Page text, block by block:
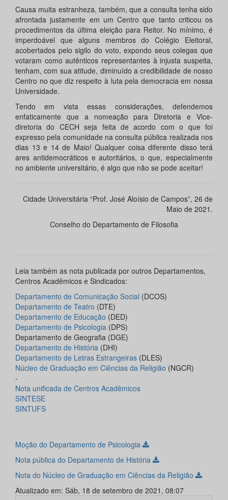
Causa muita estranheza, também, que a consulta tenha sido
afrontada justamente em um Centro que tanto criticou os
procedimentos da última eleição para Reitor. No mínimo, é
imperdoável que alguns membros do Colégio Eleitoral,
acobertados pelo sigilo do voto, expondo seus colegas que
votaram como autênticos representantes à injusta suspeita,
tenham, com sua atitude, diminuído a credibilidade de nosso
Centro no que diz respeito à luta pela democracia em nossa
Universidade.
Tendo em vista essas considerações, defendemos
enfaticamente que a nomeação para Diretoria e Vice-
diretoria do CECH seja feita de acordo com o que foi
expresso pela comunidade na consulta pública realizada nos
dias 13 e 14 de Maio! Qualquer coisa diferente disso terá
ares antidemocráticos e autoritários, o que, especialmente
no ambiente universitário, é algo que não se pode aceitar!
Cidade Universitária “Prof. José Aloísio de Campos”, 26 de
Maio de 2021.
Conselho do Departamento de Filosofia
Leia também as nota publicada por outros Departamentos,
Centros Acadêmicos e Sindicados:
Departamento de Comunicação Social (DCOS)
Departamento de Teatro (DTE)
Departamento de Educação (DED)
Departamento de Psicologia (DPS)
Departamento de Geografia (DGE)
Departamento de História (DHI)
Departamento de Letras Estrangeiras (DLES)
Núcleo de Graduação em Ciências da Religião (NGCR)
-
Nota unificada de Centros Acadêmicos
SINTESE
SINTUFS
Moção do Departamento de Psicologia
Nota pública do Departamento de História
Nota do Núcleo de Graduação em Ciências da Religião
Atualizado em: Sáb, 18 de setembro de 2021, 08:07